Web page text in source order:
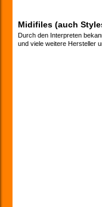
Midifiles (auch
Durch den Interpreten
und viele weitere Hersteller